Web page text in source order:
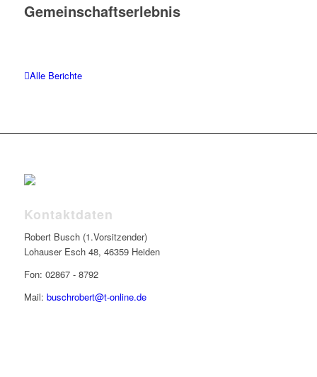
Gemeinschaftserlebnis
Alle Berichte
Kontaktdaten
Robert Busch (1.Vorsitzender)
Lohauser Esch 48, 46359 Heiden
Fon: 02867 - 8792
Mail: buschrobert@t-online.de